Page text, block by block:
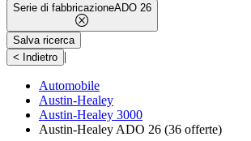
Serie di fabbricazioneADO 26
Salva ricerca
< Indietro |
Automobile
Austin-Healey
Austin-Healey 3000
Austin-Healey ADO 26 (36 offerte)